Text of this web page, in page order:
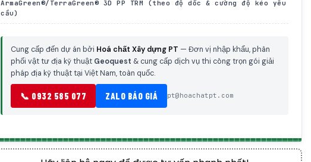
ArmaGreen®/TerraGreen® 3D PP TRM (theo độ dốc & cường độ kéo yêu
cầu)
Cung cấp đến dự án bởi Hoá chất Xây dựng PT — Đơn vị nhập khẩu, phân
phối vật tư địa kỹ thuật Geoquest & cung cấp dịch vụ thi công trọn gói giải
pháp địa kỹ thuật tại Việt Nam, toàn quốc.
📞 0932 585 077 ZALO BÁO GIÁ pt@hoachatpt.com